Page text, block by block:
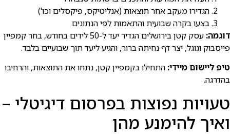
הגדירו מעקב אחר תוצאות (אנליטיקס, פיקסלים וכו')
בצעו בקרה שבועית והתאמות לפי הנתונים
דוגמה:
עסק קטן בירושלים הגדיר יעד ל-50 לידים בחודש, בחר קמפיין
פייסבוק וגוגל, יצר דף נחיתה ברור, והגיע ליעד תוך שבועיים בלבד.
טיפ ליישום מיידי: התחילו בקמפיין קטן, נתחו את התוצאות, והרחיבו
בהדרגה.
טעויות נפוצות בפרסום דיגיטלי –
ואיך להימנע מהן